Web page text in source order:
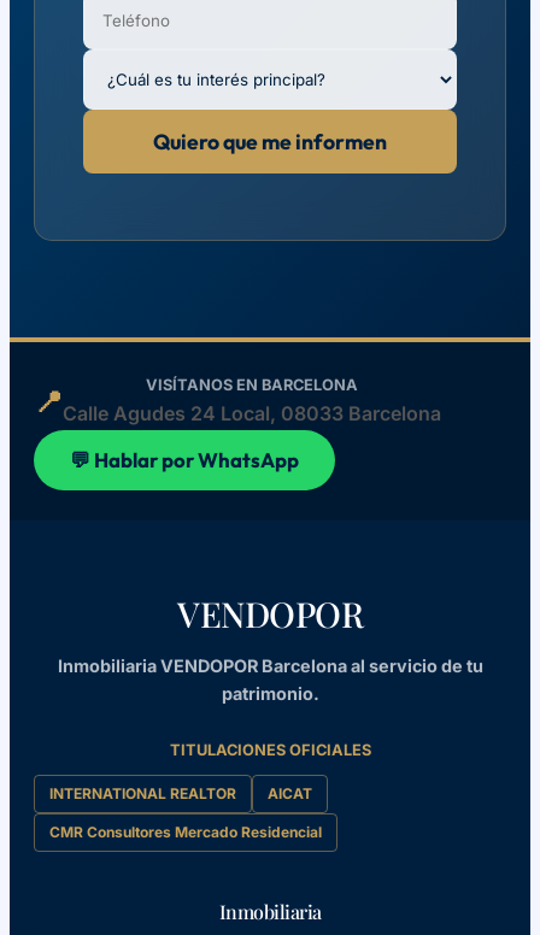
Quiero que me informen
📍 VISÍTANOS EN BARCELONA
Calle Agudes 24 Local, 08033 Barcelona
💬 Hablar por WhatsApp
VENDOPOR
Inmobiliaria VENDOPOR Barcelona al servicio de tu
patrimonio.
TITULACIONES OFICIALES
INTERNATIONAL REALTOR AICAT
CMR Consultores Mercado Residencial
Inmobiliaria